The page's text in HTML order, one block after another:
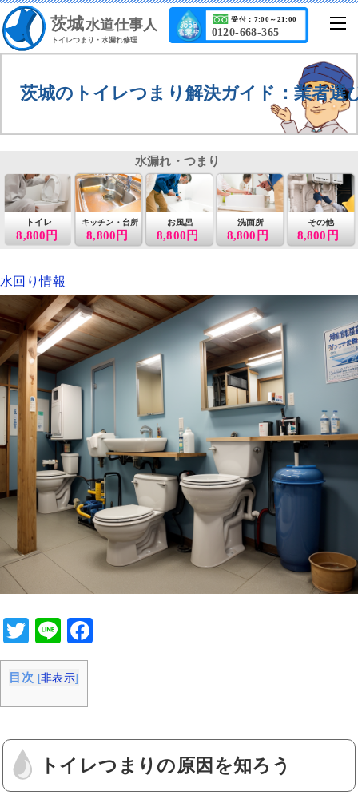
茨城水道仕事人
トイレつまり・水漏れ修理
0120-668-365
受付：7:00～21:00
茨城のトイレつまり解決ガイド：業者選
8,800円
トイレ
8,800円
キッチン・台所 お風呂
8,800円
洗面所
8,800円
その他
8,800円
水漏れ・つまり
水回り情報
T
wi
tt
er
Li
n
e
b
o
o
目次 [非表示]
トイレつまりの原因を知ろう